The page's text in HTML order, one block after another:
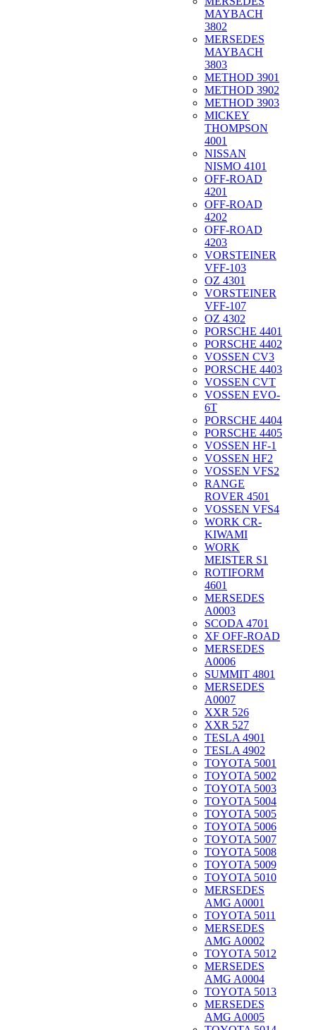
MAYBACH
3802
MERSEDES
MAYBACH
3803
METHOD 3901
METHOD 3902
METHOD 3903
MICKEY
THOMPSON
4001
NISSAN
NISMO 4101
OFF-ROAD
4201
OFF-ROAD
4202
OFF-ROAD
4203
VORSTEINER
VFF-103
OZ 4301
VORSTEINER
VFF-107
OZ 4302
PORSCHE 4401
PORSCHE 4402
VOSSEN CV3
PORSCHE 4403
VOSSEN CVT
VOSSEN EVO-
6T
PORSCHE 4404
PORSCHE 4405
VOSSEN HF-1
VOSSEN HF2
VOSSEN VFS2
RANGE
ROVER 4501
VOSSEN VFS4
WORK CR-
KIWAMI
WORK
MEISTER S1
ROTIFORM
4601
MERSEDES
A0003
SCODA 4701
XF OFF-ROAD
MERSEDES
A0006
SUMMIT 4801
MERSEDES
A0007
XXR 526
XXR 527
TESLA 4901
TESLA 4902
TOYOTA 5001
TOYOTA 5002
TOYOTA 5003
TOYOTA 5004
TOYOTA 5005
TOYOTA 5006
TOYOTA 5007
TOYOTA 5008
TOYOTA 5009
TOYOTA 5010
MERSEDES
AMG A0001
TOYOTA 5011
MERSEDES
AMG A0002
TOYOTA 5012
MERSEDES
AMG A0004
TOYOTA 5013
MERSEDES
AMG A0005